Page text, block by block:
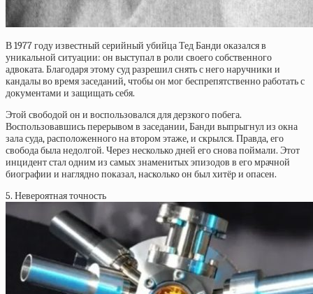
В 1977 году известный серийный убийца Тед Банди оказался в
уникальной ситуации: он выступал в роли своего собственного
адвоката. Благодаря этому суд разрешил снять с него наручники и
кандалы во время заседаний, чтобы он мог беспрепятственно работать с
документами и защищать себя.
Этой свободой он и воспользовался для дерзкого побега.
Воспользовавшись перерывом в заседании, Банди выпрыгнул из окна
зала суда, расположенного на втором этаже, и скрылся. Правда, его
свобода была недолгой. Через несколько дней его снова поймали. Этот
инцидент стал одним из самых знаменитых эпизодов в его мрачной
биографии и наглядно показал, насколько он был хитёр и опасен.
5. Невероятная точность